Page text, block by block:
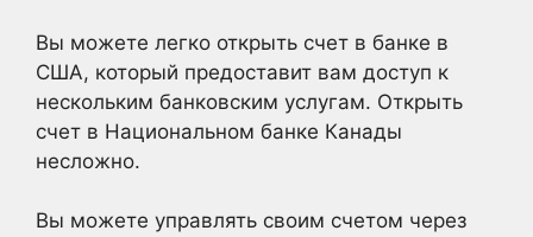
Вы можете легко открыть счет в банке в
США, который предоставит вам доступ к
нескольким банковским услугам. Открыть
счет в Национальном банке Канады
несложно.
Вы можете управлять своим счетом через